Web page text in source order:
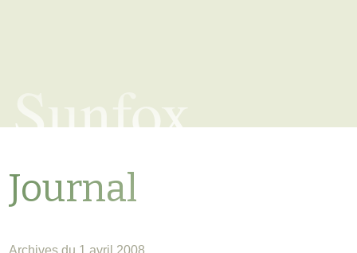
Sunfox
Journal
Archives du 1 avril 2008